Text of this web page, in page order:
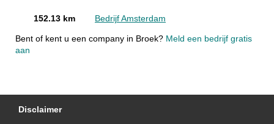
152.13 km Bedrijf Amsterdam
Bent of kent u een company in Broek? Meld een bedrijf gratis
aan
Disclaimer